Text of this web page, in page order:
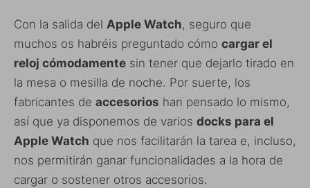
Con la salida del Apple Watch, seguro que
muchos os habréis preguntado cómo cargar el
reloj cómodamente sin tener que dejarlo tirado en
la mesa o mesilla de noche. Por suerte, los
fabricantes de accesorios han pensado lo mismo,
así que ya disponemos de varios docks para el
Apple Watch que nos facilitarán la tarea e, incluso,
nos permitirán ganar funcionalidades a la hora de
cargar o sostener otros accesorios.